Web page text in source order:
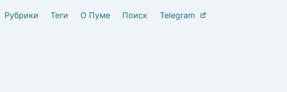
Рубрики Теги О Пуме Поиск Telegram